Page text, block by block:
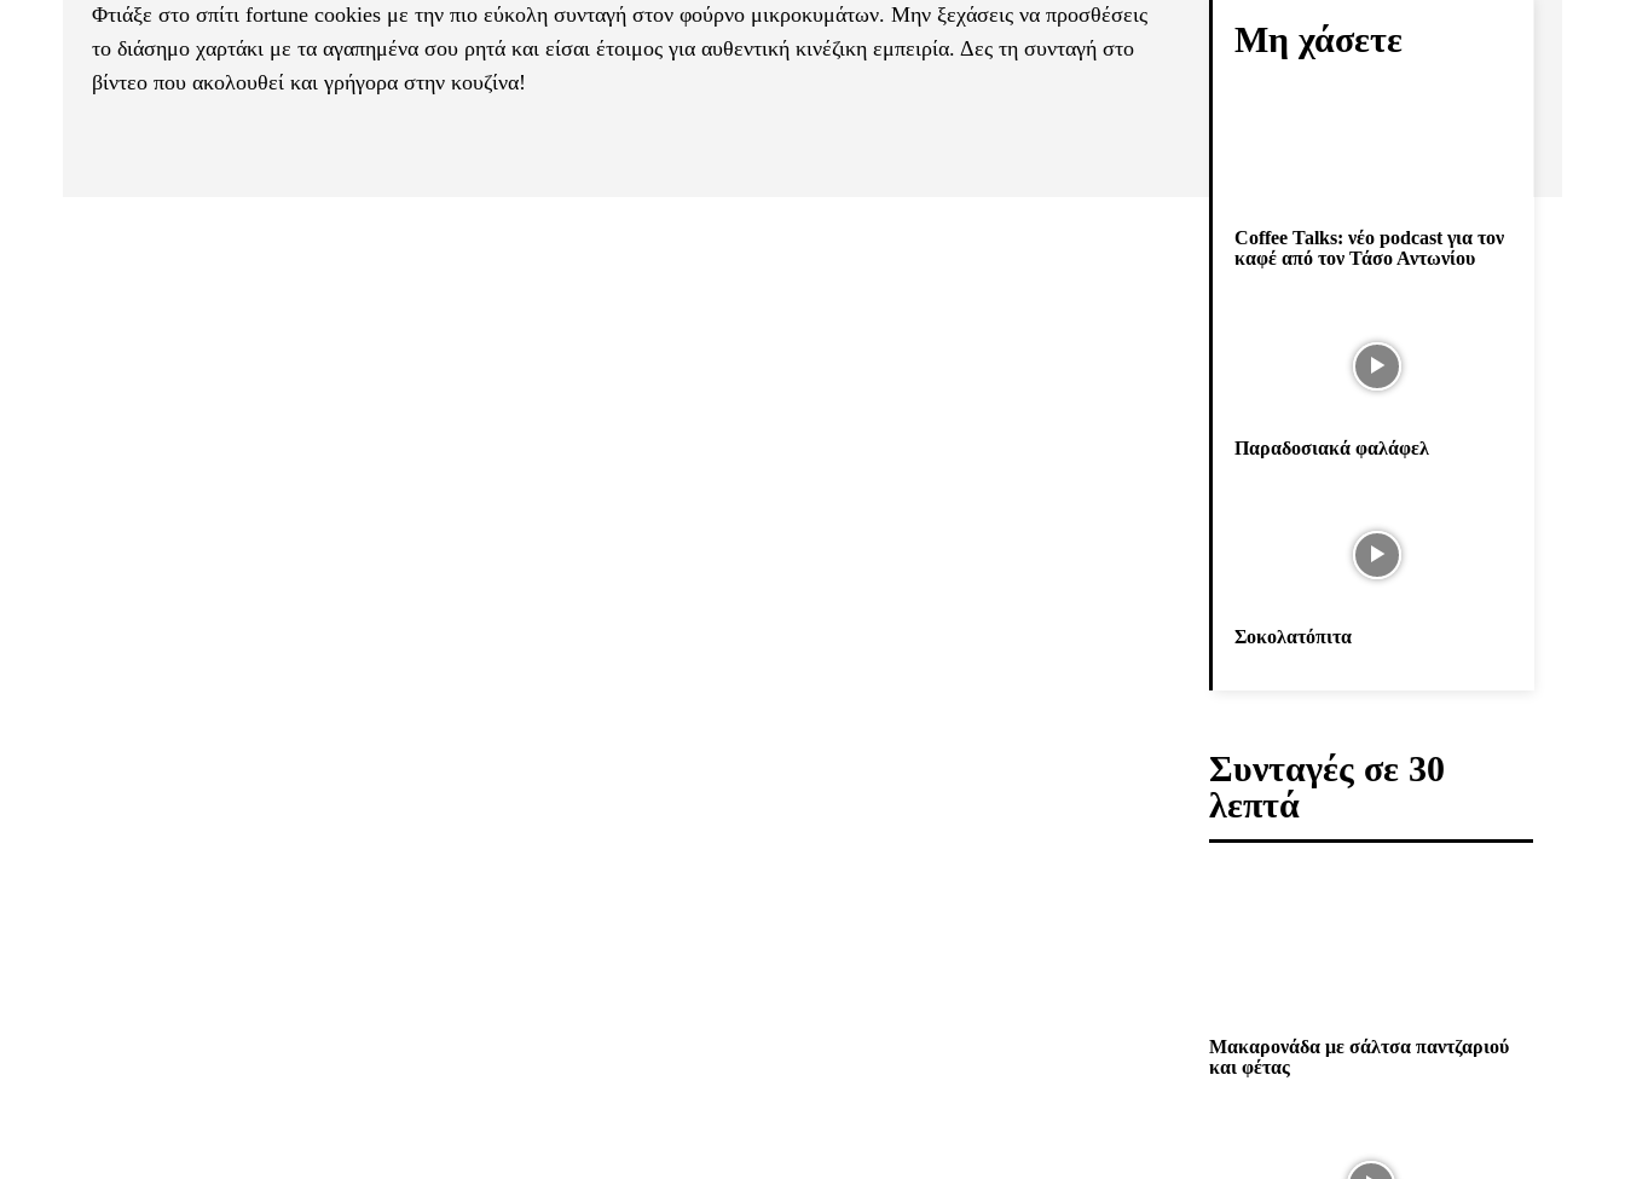
Φτιάξε στο σπίτι fortune cookies με την πιο εύκολη συνταγή στον φούρνο μικροκυμάτων. Μην ξεχάσεις να προσθέσεις
το διάσημο χαρτάκι με τα αγαπημένα σου ρητά και είσαι έτοιμος για αυθεντική κινέζικη εμπειρία. Δες τη συνταγή στο
βίντεο που ακολουθεί και γρήγορα στην κουζίνα!
Μη χάσετε
Coffee Talks: νέο podcast για τον
καφέ από τον Τάσο Αντωνίου
Παραδοσιακά φαλάφελ
Σοκολατόπιτα
Συνταγές σε 30
λεπτά
Μακαρονάδα με σάλτσα παντζαριού
και φέτας